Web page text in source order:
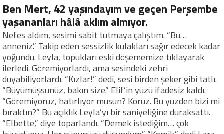
Ben Mert, 42 yaşındayım ve geçen Perşembe
yaşananları hâlâ aklım almıyor.
Nefes aldım, sesimi sabit tutmaya çalıştım. “Bu…
anneniz.” Takip eden sessizlik kulakları sağır edecek kadar
yoğundu. Leyla, topukları eski döşememize tıklayarak
ilerledi. Göremiyorlardı, ama sesindeki zehri
duyabiliyorlardı. “Kızlar!” dedi, sesi birden şeker gibi tatlı.
“Büyümüşsünüz, bakın size.” Elif’in yüzü ifadesiz kaldı.
“Göremiyoruz, hatırlıyor musun? Körüz. Bu yüzden bizi mi
bıraktın?” Bu açıklık Leyla’yı bir saniyeliğine duraksattı.
“Elbette,” diye toparlandı. “Demek istediğim… çok